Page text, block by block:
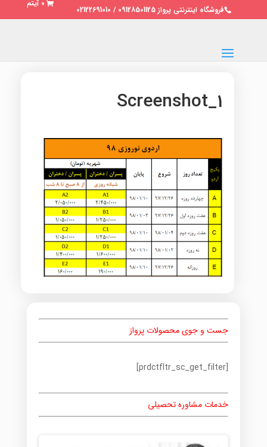
فروشگاه اینترنتی پرواز 09128501125 / 02122691010
0 آیتم
Screenshot_1
جست و جوی محصولات پرواز
[prdctfltr_sc_get_filter]
خدمات مشاوره تحصیلی